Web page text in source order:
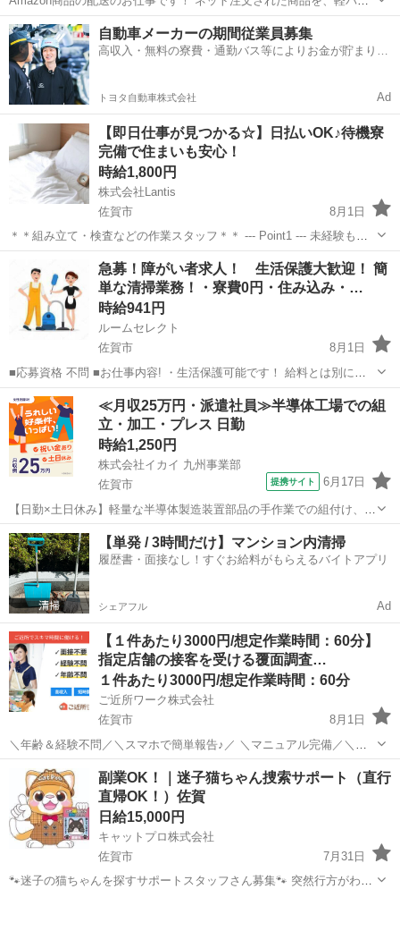
（軽自動車）でお客様宅へ配送していただきます。 置き配メインのた
め、対面対応は少なめです。 専用アプリを使用するので、土地勘がな
い方でも安心して配送でき...
佐賀 佐賀市 配送 スタッフ
自動車メーカーの期間従業員募集
高収入・無料の寮費・通勤バス等によりお金が貯まりや
トヨタ自動車株式会社 Ad
【即日仕事が見つかる☆】日払いOK♪待機寮
完備で住まいも安心！
時給1,800円
株式会社Lantis
佐賀市
8月1日
＊＊組み立て・検査などの作業スタッフ＊＊ --- Point1 --- 未経験も就
業OK！ 工場未経験でもご安心ください！！ 先輩スタッフがイチから
丁寧にサポート！ 未経験からスタートした方も多数活躍しています
☆...
工場 スタッフ
急募！障がい者求人！ 生活保護大歓迎！ 簡
単な清掃業務！・寮費0円・住み込み・…
時給941円
ルームセレクト
佐賀市
8月1日
■応募資格 不問 ■お仕事内容! ・生活保護可能です！ 給料とは別に携
帯代などの通信費上限 20000円 交通費上限 20000円まで支給可
能。 当事業所は福岡市より指定を受けている障害福祉サービス事業...
佐賀 佐賀市 清掃 生活保護
≪月収25万円・派遣社員≫半導体工場での組
立・加工・プレス 日勤
時給1,250円
株式会社イカイ 九州事業部
佐賀市
提携サイト 6月17日
【日勤×土日休み】軽量な半導体製造装置部品の手作業での組付け、仕
分け、検査作業 軽量な半導体装置部品の組立、仕分け作業/日勤/残業
なし/947-3464 半導体製造装置の部品組付けおよび部品の仕分け、ピッ
キングをお任せしま...
佐賀 佐賀市 その他
【単発 / 3時間だけ】マンション内清掃
履歴書・面接なし！すぐお給料がもらえるバイトアプリ
シェアフル Ad
【１件あたり3000円/想定作業時間：60分】
指定店舗の接客を受ける覆面調査…
１件あたり3000円/想定作業時間：60分
ご近所ワーク株式会社
佐賀市
8月1日
＼年齢＆経験不問／＼スマホで簡単報告♪／ ＼マニュアル完備／＼ス
キマ時間のお小遣い稼ぎにぴったり／ ※業務委託なので履歴書不要で
す。 指定店舗の接客を受ける覆面調査のお仕事のお仕事です♪ 指定店
舗へ訪問する覆面調査・報告...
佐賀 佐賀市 その他
副業OK！｜迷子猫ちゃん捜索サポート（直行
直帰OK！）佐賀
日給15,000円
キャットプロ株式会社
佐賀市
7月31日
🐾迷子の猫ちゃんを探すサポートスタッフさん募集🐾 突然行方がわか